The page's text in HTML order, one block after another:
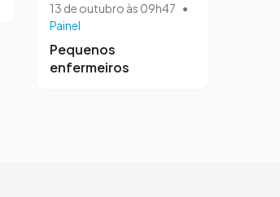
13 de outubro às 09h47 •
Painel
Pequenos
enfermeiros